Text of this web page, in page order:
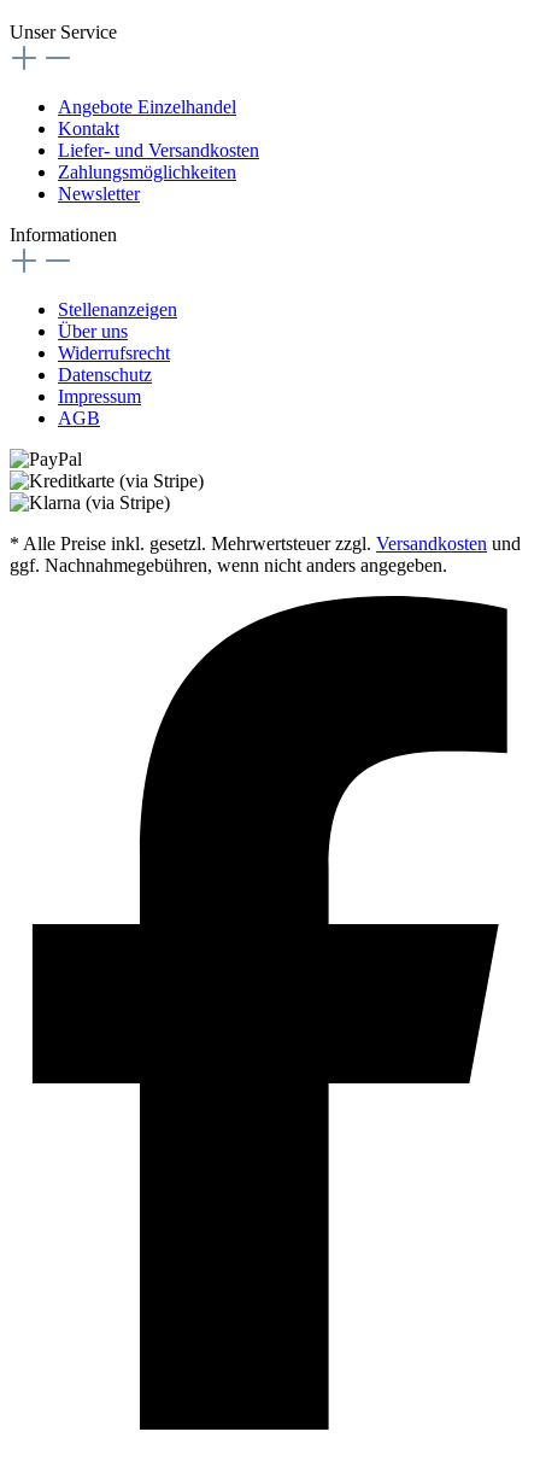
Unser Service
Angebote Einzelhandel
Kontakt
Liefer- und Versandkosten
Zahlungsmöglichkeiten
Newsletter
Informationen
Stellenanzeigen
Über uns
Widerrufsrecht
Datenschutz
Impressum
AGB
* Alle Preise inkl. gesetzl. Mehrwertsteuer zzgl. Versandkosten und
ggf. Nachnahmegebühren, wenn nicht anders angegeben.